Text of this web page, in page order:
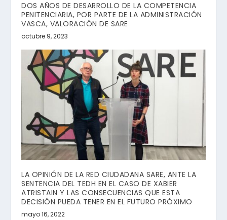
DOS AÑOS DE DESARROLLO DE LA COMPETENCIA
PENITENCIARIA, POR PARTE DE LA ADMINISTRACIÓN
VASCA, VALORACIÓN DE SARE
octubre 9, 2023
LA OPINIÓN DE LA RED CIUDADANA SARE, ANTE LA
SENTENCIA DEL TEDH EN EL CASO DE XABIER
ATRISTAIN Y LAS CONSECUENCIAS QUE ESTA
DECISIÓN PUEDA TENER EN EL FUTURO PRÓXIMO
mayo 16, 2022